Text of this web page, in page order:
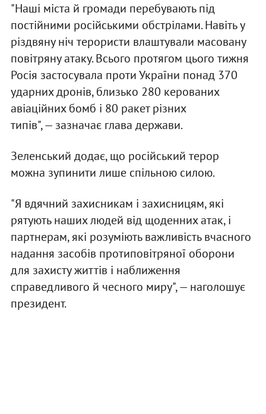
"Наші міста й громади перебувають під
постійними російськими обстрілами. Навіть у
різдвяну ніч терористи влаштували масовану
повітряну атаку. Всього протягом цього тижня
Росія застосувала проти України понад 370
ударних дронів, близько 280 керованих
авіаційних бомб і 80 ракет різних
типів", — зазначає глава держави.
Зеленський додає, що російський терор
можна зупинити лише спільною силою.
"Я вдячний захисникам і захисницям, які
рятують наших людей від щоденних атак, і
партнерам, які розуміють важливість вчасного
надання засобів протиповітряної оборони
для захисту життів і наближення
справедливого й чесного миру", — наголошує
президент.